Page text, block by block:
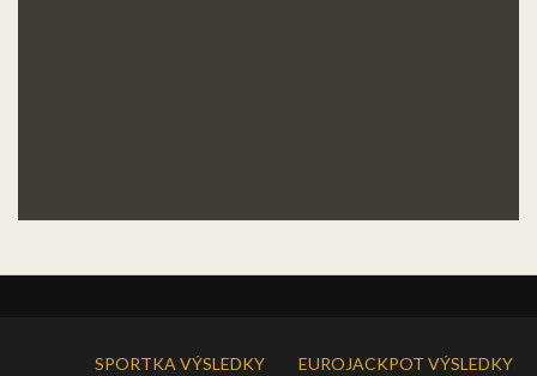
SPORTKA VÝSLEDKY
EUROJACKPOT VÝSLEDKY